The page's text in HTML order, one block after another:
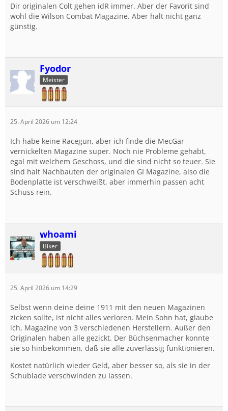
Dir originalen Colt gehen idR immer. Aber der Favorit sind
wohl die Wilson Combat Magazine. Aber halt nicht ganz
günstig.
Fyodor
Meister
25. April 2026 um 12:24
Ich habe keine Racegun, aber ich finde die MecGar
vernickelten Magazine super. Noch nie Probleme gehabt,
egal mit welchem Geschoss, und die sind nicht so teuer. Sie
sind halt Nachbauten der originalen GI Magazine, also die
Bodenplatte ist verschweißt, aber immerhin passen acht
Schuss rein.
whoami
Biker
25. April 2026 um 14:29
Selbst wenn deine deine 1911 mit den neuen Magazinen
zicken sollte, ist nicht alles verloren. Mein Sohn hat, glaube
ich, Magazine von 3 verschiedenen Herstellern. Außer den
Originalen haben alle gezickt. Der Büchsenmacher konnte
sie so hinbekommen, daß sie alle zuverlässig funktionieren.
Kostet natürlich wieder Geld, aber besser so, als sie in der
Schublade verschwinden zu lassen.